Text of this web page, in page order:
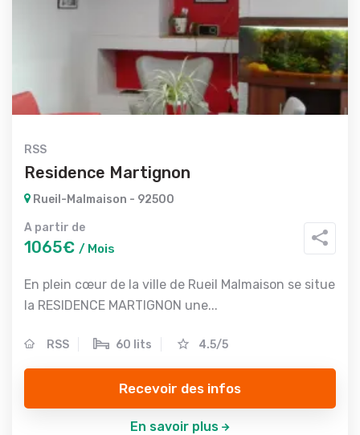
RSS
Residence Martignon
Rueil-Malmaison - 92500
A partir de
1065€ / Mois
En plein cœur de la ville de Rueil Malmaison se situe
la RESIDENCE MARTIGNON une...
RSS 60 lits 4.5/5
Recevoir des infos
En savoir plus